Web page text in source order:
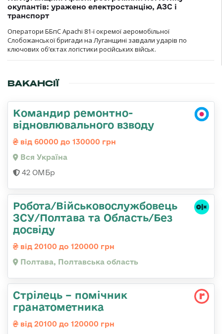
окупантів: уражено електростанцію, АЗС і
транспорт
Оператори ББпС Apachi 81-ї окремої аеромобільної
Слобожанської бригади на Луганщині завдали ударів по
ключових об’єктах логістики російських військ.
ВАКАНСІЇ
Командир ремонтно-
відновлювального взводу
від 60000 до 130000 грн
Вся Україна
42 ОМБр
Робота/Військовослужбовець
ЗСУ/Полтава та Область/Без
досвіду
від 20100 до 120000 грн
Полтава, Полтавська область
Стрілець – помічник
гранатометника
від 20100 до 120000 грн